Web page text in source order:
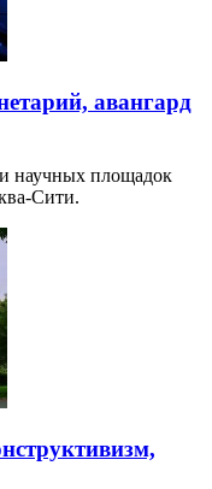
авангард
и научных площадок
Сити.